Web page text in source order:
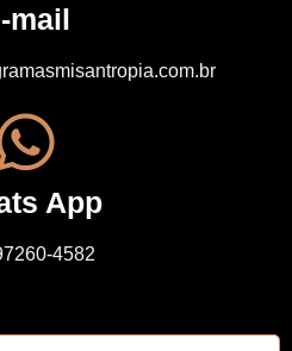
mail
App
4582